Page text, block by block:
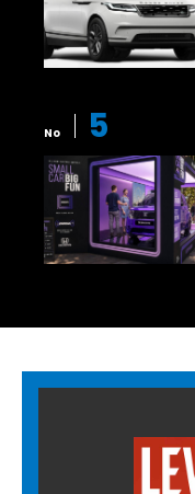
No 5